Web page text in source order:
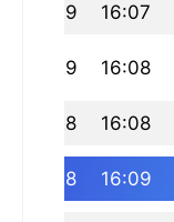
16:07
19:29
16:08
19:29
16:08
19:28
16:09
19:28